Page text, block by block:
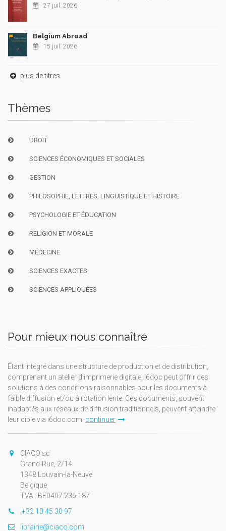
27 juil. 2026
Belgium Abroad
15 juil. 2026
plus de titres
Thèmes
DROIT
SCIENCES ÉCONOMIQUES ET SOCIALES
GESTION
PHILOSOPHIE, LETTRES, LINGUISTIQUE ET HISTOIRE
PSYCHOLOGIE ET ÉDUCATION
RELIGION ET MORALE
MÉDECINE
SCIENCES EXACTES
SCIENCES APPLIQUÉES
Pour mieux nous connaître
Étant intégré dans une structure de production et de distribution,
comprenant un atelier d'imprimerie digitale, i6doc peut offrir des
solutions à des conditions raisonnables pour les documents à
faible diffusion et/ou à rotation lente. Ces documents, souvent
inadaptés aux réseaux de diffusion traditionnels, peuvent atteindre
leur cible via i6doc.com. continuer
CIACO sc
Grand-Rue, 2/14
1348 Louvain-la-Neuve
Belgique
TVA : BE0407.236.187
+32 10 45 30 97
librairie@ciaco.com